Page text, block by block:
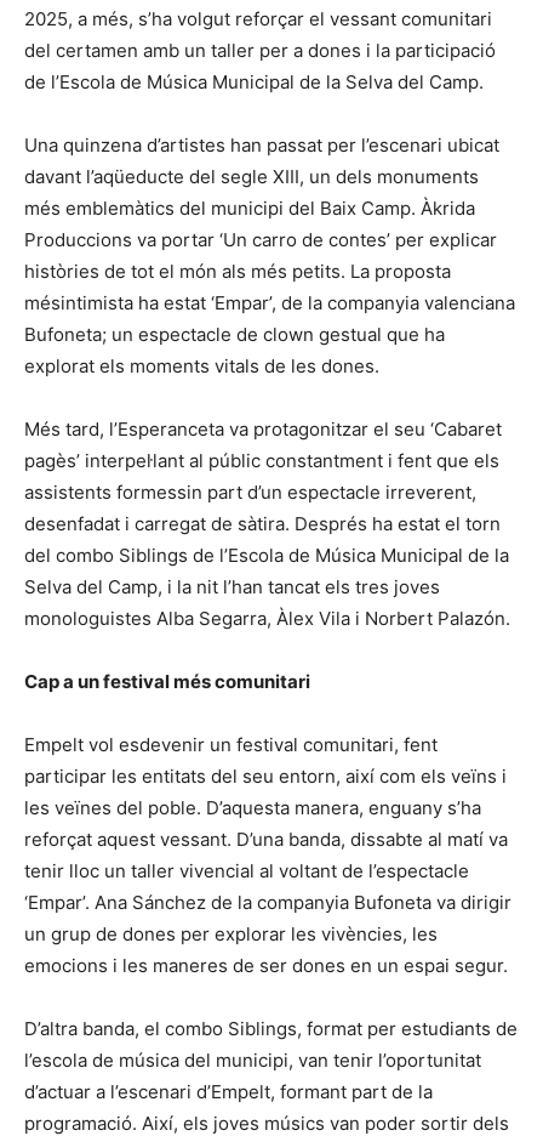
2025, a més, s’ha volgut reforçar el vessant comunitari
del certamen amb un taller per a dones i la participació
de l’Escola de Música Municipal de la Selva del Camp.
Una quinzena d’artistes han passat per l’escenari ubicat
davant l’aqüeducte del segle XIII, un dels monuments
més emblemàtics del municipi del Baix Camp. Àkrida
Produccions va portar ‘Un carro de contes’ per explicar
històries de tot el món als més petits. La proposta
mésintimista ha estat ‘Empar’, de la companyia valenciana
Bufoneta; un espectacle de clown gestual que ha
explorat els moments vitals de les dones.
Més tard, l’Esperanceta va protagonitzar el seu ‘Cabaret
pagès’ interpel·lant al públic constantment i fent que els
assistents formessin part d’un espectacle irreverent,
desenfadat i carregat de sàtira. Després ha estat el torn
del combo Siblings de l’Escola de Música Municipal de la
Selva del Camp, i la nit l’han tancat els tres joves
monologuistes Alba Segarra, Àlex Vila i Norbert Palazón.
Cap a un festival més comunitari
Empelt vol esdevenir un festival comunitari, fent
participar les entitats del seu entorn, així com els veïns i
les veïnes del poble. D’aquesta manera, enguany s’ha
reforçat aquest vessant. D’una banda, dissabte al matí va
tenir lloc un taller vivencial al voltant de l’espectacle
‘Empar’. Ana Sánchez de la companyia Bufoneta va dirigir
un grup de dones per explorar les vivències, les
emocions i les maneres de ser dones en un espai segur.
D’altra banda, el combo Siblings, format per estudiants de
l’escola de música del municipi, van tenir l’oportunitat
d’actuar a l’escenari d’Empelt, formant part de la
programació. Així, els joves músics van poder sortir dels